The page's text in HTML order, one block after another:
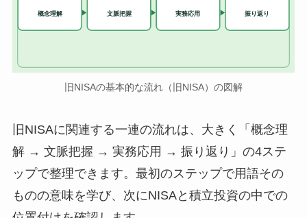
概念理解 文脈把握 実務応用 振り返り
旧NISAの基本的な流れ（旧NISA）の図解
旧NISAに関連する一連の流れは、大きく「概念理
解 → 文脈把握 → 実務応用 → 振り返り」の4ステ
ップで整理できます。最初のステップで用語その
ものの意味を学び、次にNISAと積立投資の中での